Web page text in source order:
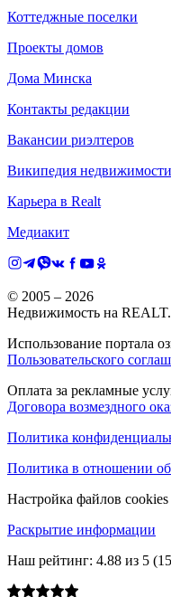
Коттеджные поселки
Проекты домов
Дома Минска
Контакты редакции
Вакансии риэлтеров
Википедия недвижимости
Карьера в Realt
Медиакит
© 2005 – 2026
Недвижимость на
Использование портала
Пользовательского
Оплата за рекламные
Договора возмездного
Политика
Политика в отношении
Настройка файлов cookies
Раскрытие информации
Наш рейтинг: 4.88 из 5 (